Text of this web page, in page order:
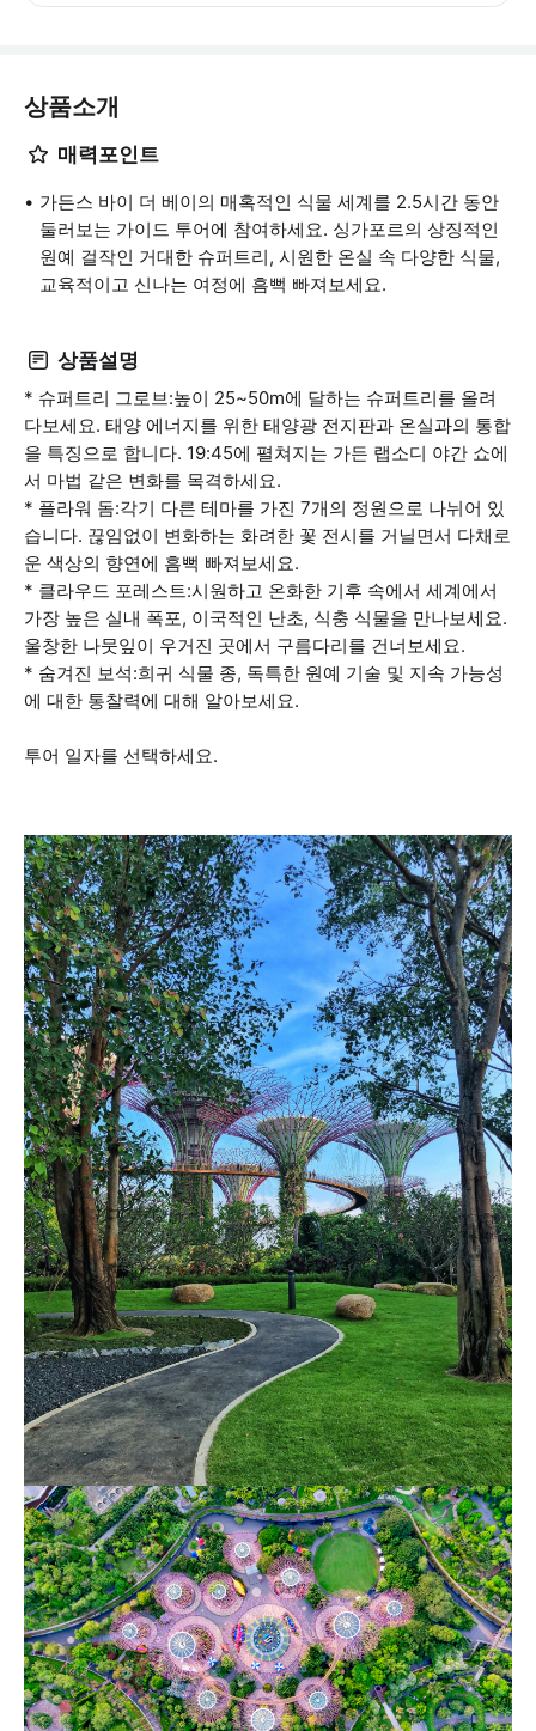
상품소개
매력포인트
가든스 바이 더 베이의 매혹적인 식물 세계를 2.5시간 동안
둘러보는 가이드 투어에 참여하세요. 싱가포르의 상징적인
원예 걸작인 거대한 슈퍼트리, 시원한 온실 속 다양한 식물,
교육적이고 신나는 여정에 흠뻑 빠져보세요.
상품설명
* 슈퍼트리 그로브:높이 25~50m에 달하는 슈퍼트리를 올려
다보세요. 태양 에너지를 위한 태양광 전지판과 온실과의 통합
을 특징으로 합니다. 19:45에 펼쳐지는 가든 랩소디 야간 쇼에
서 마법 같은 변화를 목격하세요.
* 플라워 돔:각기 다른 테마를 가진 7개의 정원으로 나뉘어 있
습니다. 끊임없이 변화하는 화려한 꽃 전시를 거닐면서 다채로
운 색상의 향연에 흠뻑 빠져보세요.
* 클라우드 포레스트:시원하고 온화한 기후 속에서 세계에서
가장 높은 실내 폭포, 이국적인 난초, 식충 식물을 만나보세요.
울창한 나뭇잎이 우거진 곳에서 구름다리를 건너보세요.
* 숨겨진 보석:희귀 식물 종, 독특한 원예 기술 및 지속 가능성
에 대한 통찰력에 대해 알아보세요.
투어 일자를 선택하세요.